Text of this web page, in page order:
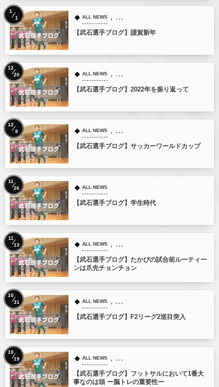
ALL NEWS , …
【武石選手ブログ】謹賀新年
1
1
ALL NEWS , …
【武石選手ブログ】2022年を振り返って
12
20
ALL NEWS , …
【武石選手ブログ】サッカーワールドカップ
12
8
ALL NEWS
【武石選手ブログ】学生時代
11
26
ALL NEWS , …
【武石選手ブログ】たかぴの試合前ルーティー
ンは爪先チョンチョン
11
13
ALL NEWS , …
【武石選手ブログ】F2リーグ2巡目突入
10
31
ALL NEWS , …
【武石選手ブログ】フットサルにおいて1番大
事なのは頭 ー脳トレの重要性ー
10
19